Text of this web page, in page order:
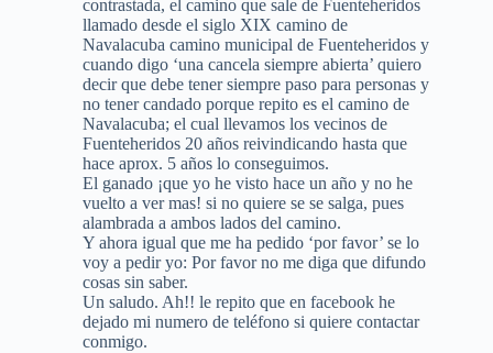
contrastada, el camino que sale de Fuenteheridos
llamado desde el siglo XIX camino de
Navalacuba camino municipal de Fuenteheridos y
cuando digo ‘una cancela siempre abierta’ quiero
decir que debe tener siempre paso para personas y
no tener candado porque repito es el camino de
Navalacuba; el cual llevamos los vecinos de
Fuenteheridos 20 años reivindicando hasta que
hace aprox. 5 años lo conseguimos.
El ganado ¡que yo he visto hace un año y no he
vuelto a ver mas! si no quiere se se salga, pues
alambrada a ambos lados del camino.
Y ahora igual que me ha pedido ‘por favor’ se lo
voy a pedir yo: Por favor no me diga que difundo
cosas sin saber.
Un saludo. Ah!! le repito que en facebook he
dejado mi numero de teléfono si quiere contactar
conmigo.